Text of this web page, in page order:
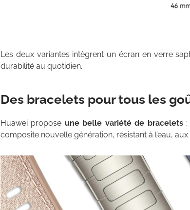
Les deux variantes intègrent un écran en verre
durabilité au quotidien.
Des bracelets pour tous les
Huawei propose une belle variété de bracelets:
composite nouvelle génération, résistant à l’eau,